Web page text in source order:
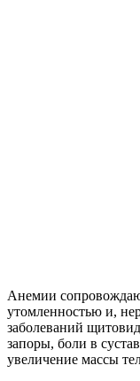
Анемии
утомленностью и,
заболеваний
запоры, боли в
увеличение массы